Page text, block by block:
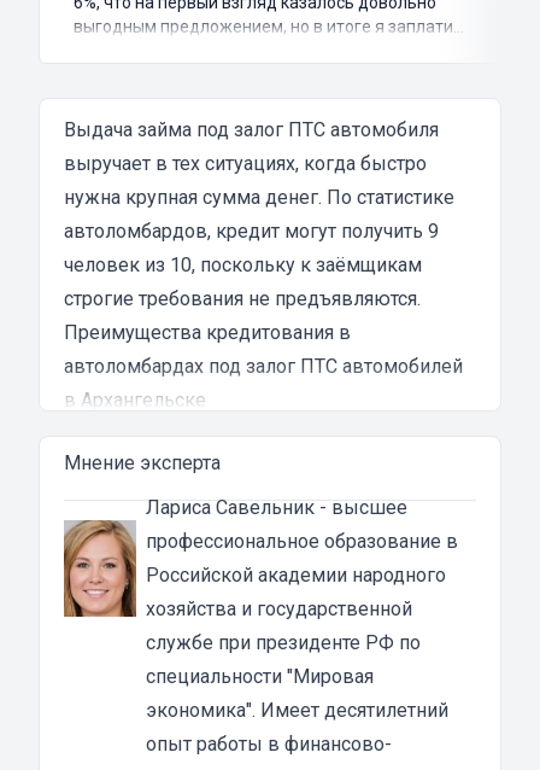
выгодным предложением, но в итоге я заплатил
затянутым и занял много времени и усилий.
Никакого профессионализма и
Разочарование и раздражение - это все, что я
испытал в результате этого кредита...
Выдача займа под залог ПТС автомобиля
выручает в тех ситуациях, когда быстро
нужна крупная сумма денег. По статистике
автоломбардов, кредит могут получить 9
человек из 10, поскольку к заёмщикам
строгие требования не предъявляются.
Преимущества кредитования в
автоломбардах под залог ПТС автомобилей
в Архангельске
При оформлениикредита под ПТСу
человека остаётся право управлять
машиной. Ему не придётся отказываться от
вождения на время погашения долга. Это
много значит, если его заработок напрямую
связан с машиной. Придётся лишь на время
отдать ПТС или его копию, которая будет
храниться в автоломбарде. Вернуть обратно
документ можно будет тогда, когда
полностью будет погашен долг.
Мнение эксперта
Лариса Савельник- высшее
профессиональное образование в
Российской академии народного
хозяйства и государственной
службе при президенте РФ по
специальности "Мировая
экономика". Имеет десятилетний
опыт работы в финансово-